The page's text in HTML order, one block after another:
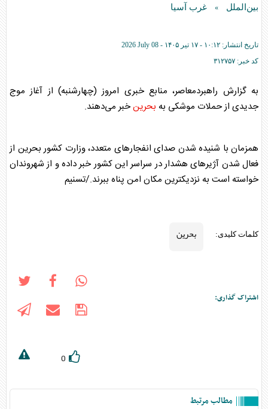
بین‌الملل » غرب آسیا
تاریخ انتشار: ۱۰:۱۲ - ۱۷ تير ۱۴۰۵ -
2026 July 08
کد خبر: ۳۱۲۷۵۷
به گزارش راهبردمعاصر، منابع خبری امروز (چهارشنبه) از آغاز موج
جدیدی از حملات موشکی به بحرینخبر می‌دهند.
همزمان با شنیده شدن صدای انفجارهای متعدد، وزارت کشور بحرین از
فعال شدن آژیرهای هشدار در سراسر این کشور خبر داده و از شهروندان
خواسته است به نزدیکترین مکان امن پناه ببرند./تسنیم
کلمات کلیدی: بحرین
اشتراک گذاری:
0
مطالب مرتبط